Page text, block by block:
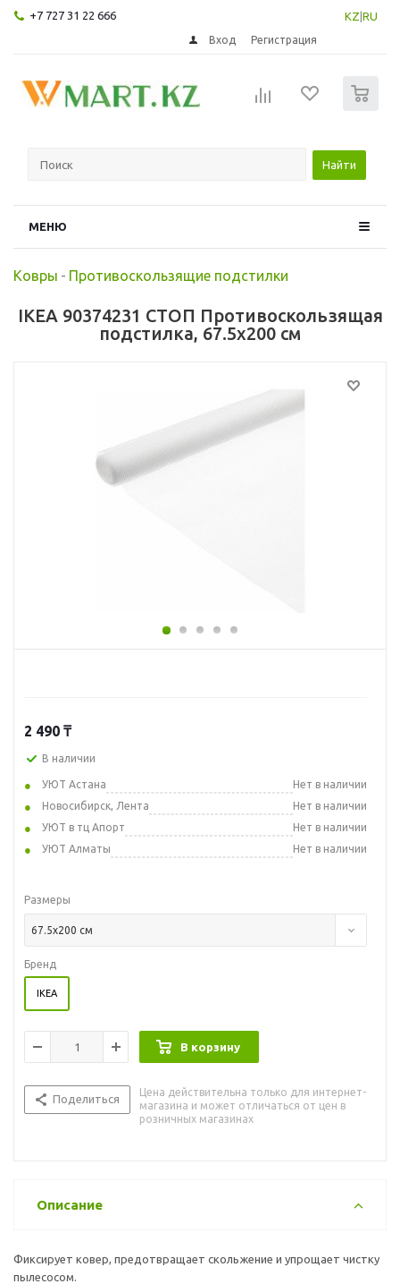
+7 727 31 22 666 KZ RU
Вход Регистрация
Найти
МЕНЮ
Ковры - Противоскользящие подстилки
IKEA 90374231 СТОП Противоскользящая
подстилка, 67.5x200 см
2 490 ₸
В наличии
УЮТ Астана
Нет в наличии
Новосибирск, Лента
Нет в наличии
УЮТ в тц Апорт
Нет в наличии
УЮТ Алматы
Нет в наличии
Размеры
67.5x200 см
Бренд
IKEA
В корзину
Поделиться
Цена действительна только для интернет-
магазина и может отличаться от цен в
розничных магазинах
Описание
Фиксирует ковер, предотвращает скольжение и упрощает чистку
пылесосом.